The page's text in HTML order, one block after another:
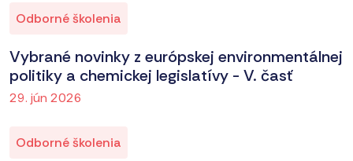
Odborné školenia
Vybrané novinky z európskej environmentálnej
politiky a chemickej legislatívy - V. časť
29. jún 2026
Odborné školenia